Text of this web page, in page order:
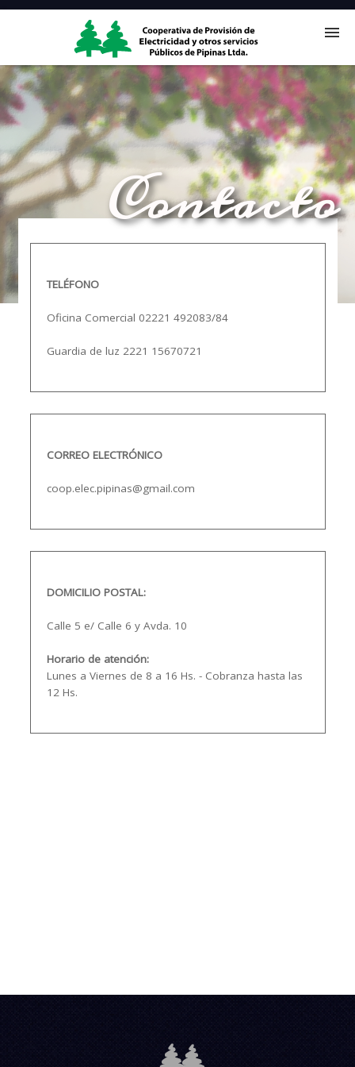
Nosotros
Servicios
Noticias
Contacto
TELÉFONO
Oficina Comercial 02221 492083/84
Guardia de luz 2221 15670721
CORREO ELECTRÓNICO
coop.elec.pipinas@gmail.com
DOMICILIO POSTAL:
Calle 5 e/ Calle 6 y Avda. 10
Horario de atención:
Lunes a Viernes de 8 a 16 Hs. - Cobranza hasta las
12 Hs.